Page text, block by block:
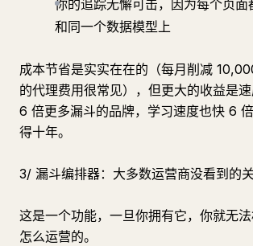
你的追踪无懈可击，因为每个页面
和同一个数据模型上
成本节省是实实在在的（每月削减
的代理费用很常见），但更大的收益是
6 倍更多漏斗的品牌，学习速度也快 6
得十年。
3/ 漏斗编排器：大多数运营商没看到的
这是一个功能，一旦你拥有它，你就无
怎么运营的。